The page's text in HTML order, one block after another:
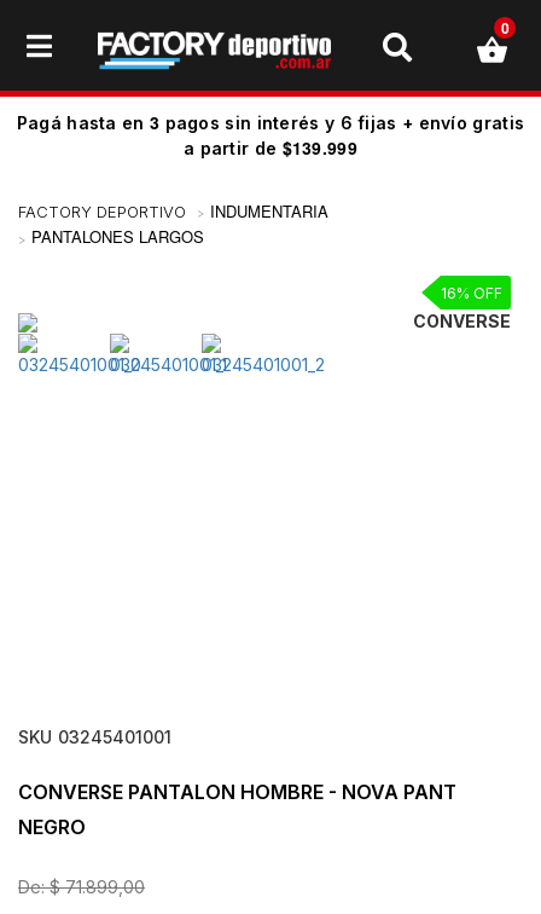
Pagá hasta en 3 pagos sin interés y 6 fijas + envío gratis
a partir de $139.999
0
INDUMENTARIA
PANTALONES LARGOS
16% OFF
SKU 03245401001
CONVERSE
CONVERSE PANTALON HOMBRE - NOVA PANT
NEGRO
De:$ 71.899,00